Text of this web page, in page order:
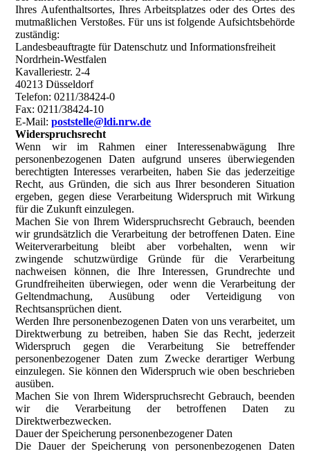
Ihres Aufenthaltsortes, Ihres Arbeitsplatzes oder des Ortes des
mutmaßlichen Verstoßes. Für uns ist folgende Aufsichtsbehörde
zuständig:
Landesbeauftragte für Datenschutz und Informationsfreiheit
Nordrhein-Westfalen
Kavalleriestr. 2-4
40213 Düsseldorf
Telefon: 0211/38424-0
Fax: 0211/38424-10
E-Mail:poststelle@ldi.nrw.de
Widerspruchsrecht
Wenn wir im Rahmen einer Interessenabwägung Ihre
personenbezogenen Daten aufgrund unseres überwiegenden
berechtigten Interesses verarbeiten, haben Sie das jederzeitige
Recht, aus Gründen, die sich aus Ihrer besonderen Situation
ergeben, gegen diese Verarbeitung Widerspruch mit Wirkung
für die Zukunft einzulegen.
Machen Sie von Ihrem Widerspruchsrecht Gebrauch, beenden
wir grundsätzlich die Verarbeitung der betroffenen Daten. Eine
Weiterverarbeitung bleibt aber vorbehalten, wenn wir
zwingende schutzwürdige Gründe für die Verarbeitung
nachweisen können, die Ihre Interessen, Grundrechte und
Grundfreiheiten überwiegen, oder wenn die Verarbeitung der
Geltendmachung, Ausübung oder Verteidigung von
Rechtsansprüchen dient.
Werden Ihre personenbezogenen Daten von uns verarbeitet, um
Direktwerbung zu betreiben, haben Sie das Recht, jederzeit
Widerspruch gegen die Verarbeitung Sie betreffender
personenbezogener Daten zum Zwecke derartiger Werbung
einzulegen. Sie können den Widerspruch wie oben beschrieben
ausüben.
Machen Sie von Ihrem Widerspruchsrecht Gebrauch, beenden
wir die Verarbeitung der betroffenen Daten zu
Direktwerbezwecken.
Dauer der Speicherung personenbezogener Daten
Die Dauer der Speicherung von personenbezogenen Daten